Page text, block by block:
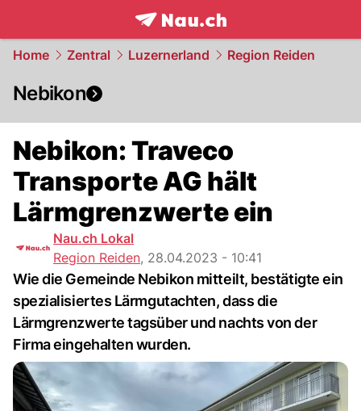
frontpage.NAU.ch
Home Zentral Luzernerland Region Reiden
Nebikon
Nebikon: Traveco
Transporte AG hält
Lärmgrenzwerte ein
Nau.ch Lokal
Region Reiden, 28.04.2023 - 10:41
Wie die Gemeinde Nebikon mitteilt, bestätigte ein
spezialisiertes Lärmgutachten, dass die
Lärmgrenzwerte tagsüber und nachts von der
Firma eingehalten wurden.